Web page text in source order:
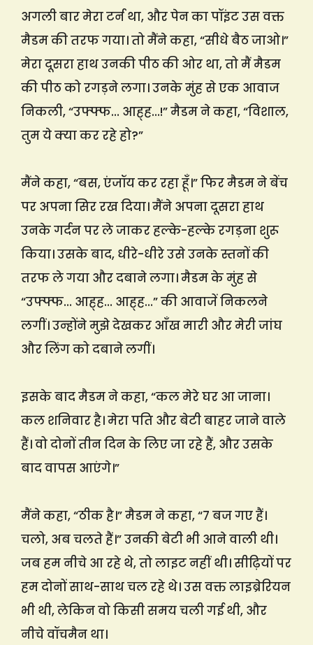
अगली बार मेरा टर्न था, और पेन का पॉइंट उस वक्त
मैडम की तरफ गया। तो मैंने कहा, “सीधे बैठ जाओ।”
मेरा दूसरा हाथ उनकी पीठ की ओर था, तो मैं मैडम
की पीठ को रगड़ने लगा। उनके मुंह से एक आवाज
निकली, “उफ्फ्फ… आह्ह…!” मैडम ने कहा, “विशाल,
तुम ये क्या कर रहे हो?”
मैंने कहा, “बस, एंजॉय कर रहा हूँ।” फिर मैडम ने बेंच
पर अपना सिर रख दिया। मैंने अपना दूसरा हाथ
उनके गर्दन पर ले जाकर हल्के-हल्के रगड़ना शुरू
किया। उसके बाद, धीरे-धीरे उसे उनके स्तनों की
तरफ ले गया और दबाने लगा। मैडम के मुंह से
“उफ्फ्फ… आह्ह… आह्ह…” की आवाजें निकलने
लगीं। उन्होंने मुझे देखकर आँख मारी और मेरी जांघ
और लिंग को दबाने लगीं।
इसके बाद मैडम ने कहा, “कल मेरे घर आ जाना।
कल शनिवार है। मेरा पति और बेटी बाहर जाने वाले
हैं। वो दोनों तीन दिन के लिए जा रहे हैं, और उसके
बाद वापस आएंगे।”
मैंने कहा, “ठीक है।” मैडम ने कहा, “7 बज गए हैं।
चलो, अब चलते हैं।” उनकी बेटी भी आने वाली थी।
जब हम नीचे आ रहे थे, तो लाइट नहीं थी। सीढ़ियों पर
हम दोनों साथ-साथ चल रहे थे। उस वक्त लाइब्रेरियन
भी थी, लेकिन वो किसी समय चली गई थी, और
नीचे वॉचमैन था।